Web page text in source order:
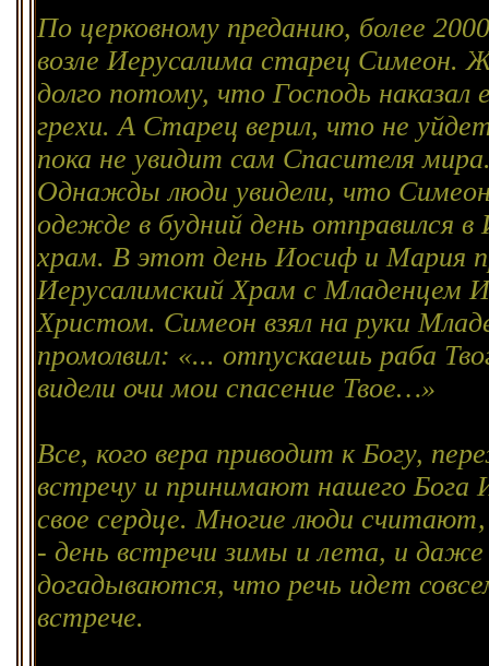
По церковному преданию, более
возле Иерусалима старец Симеон.
долго потому, что Господь наказал
грехи. А Старец верил, что не
пока не увидит сам Спасителя
Однажды люди увидели, что Симеон
одежде в будний день отправился в
храм. В этот день Иосиф и Мария
Иерусалимский Храм с Младенцем
Христом. Симеон взял на руки
промолвил: «... отпускаешь раба
видели очи мои спасение Твое…»
Все, кого вера приводит к Богу,
встречу и принимают нашего Бога
свое сердце. Многие люди
- день встречи зимы и лета, и даже
догадываются, что речь идет
встрече.